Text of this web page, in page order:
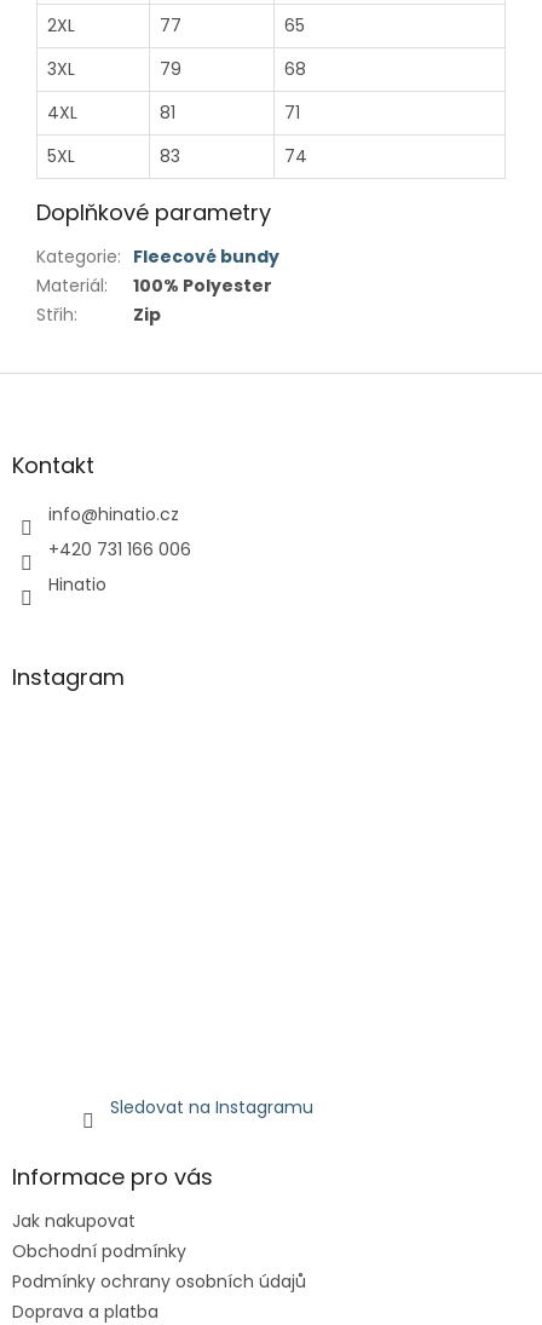
2XL
77
65
3XL
79
68
4XL
81
71
5XL
83 74
Doplňkové parametry
Kategorie: Fleecové bundy
Materiál:
100% Polyester
Střih: Zip
Z
aKontakt
info@hinatio.cz
+420 731 166 006
Hinatio
Instagram
Sledovat na Instagramu
Informace pro vás
Jak nakupovat
Obchodní podmínky
Podmínky ochrany osobních údajů
Doprava a platba